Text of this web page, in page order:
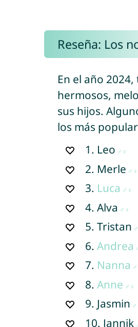
Reseña: Los
En el año
hermosos,
sus hijos.
los más
1. Leo
2. Merle
3. Luca
4.Alva
5.Tristan
6.Andrea
7. Nanna
8.Anne
9. Jasmin
10. Jannik